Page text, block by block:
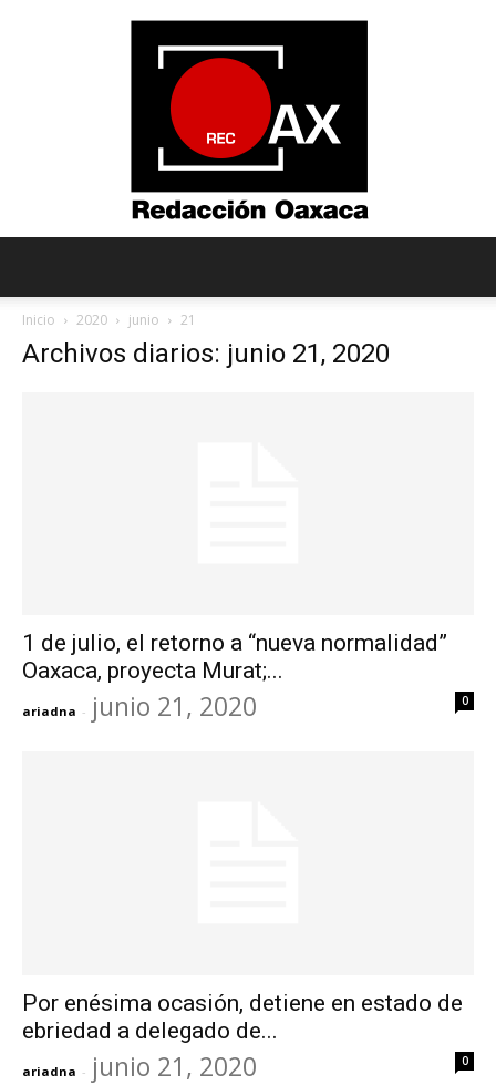
Inicio 2020 junio 21
Archivos diarios: junio 21, 2020
1 de julio, el retorno a “nueva normalidad”
Oaxaca, proyecta Murat;...
ariadna - junio 21, 2020 0
Por enésima ocasión, detiene en estado de
ebriedad a delegado de...
ariadna - junio 21, 2020 0